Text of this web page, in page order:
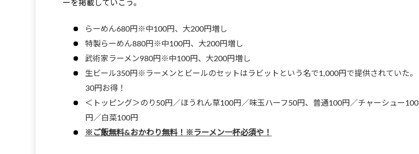
ーを掲載していこう。
らーめん680円※中100円、大200円増し
特製らーめん880円※中100円、大200円増し
武術家ラーメン980円※中100円、大200円増し
生ビール350円※ラーメンとビールのセットはラビットという名で1,000円で提供されていた。
30円お得！
＜トッピング＞のり50円／ほうれん草100円／味玉ハーフ50円、普通100円／チャーシュー100
円／白菜100円
※ご飯無料&おかわり無料！※ラーメン一杯必須や！